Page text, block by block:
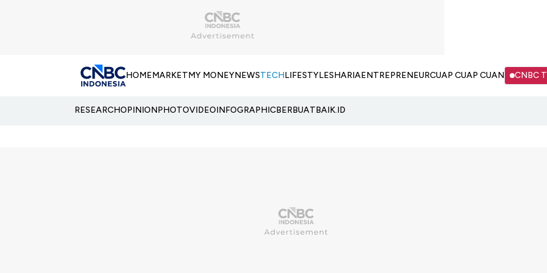
HOMEMARKETMY MONEYNEWSTECHLIFESTYLESHARIAENTREPRENEURCUAP CUAP CUAN CNBC
RESEARCHOPINIONPHOTOVIDEOINFOGRAPHICBERBUATBAIK.ID